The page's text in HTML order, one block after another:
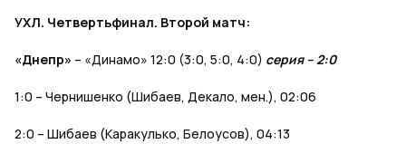
УХЛ. Четвертьфинал. Второй матч:
«Днепр» – «Динамо» 12:0 (3:0, 5:0, 4:0) серия – 2:0
1:0 – Чернишенко (Шибаев, Декало, мен.), 02:06
2:0 – Шибаев (Каракулько, Белоусов), 04:13